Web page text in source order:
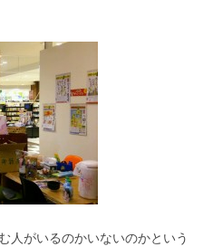
人がいるのかいないのかという